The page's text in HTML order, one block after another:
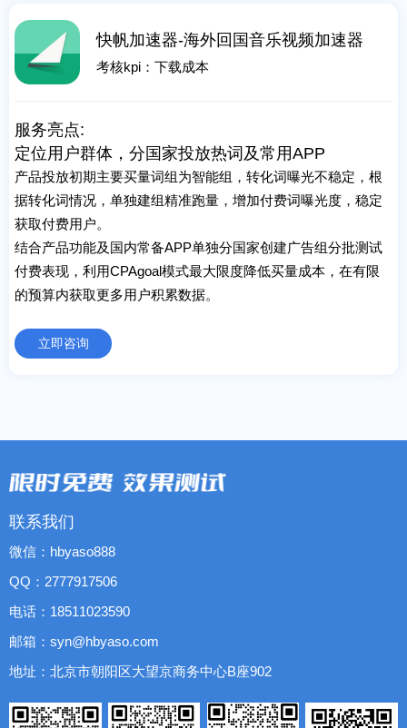
快帆加速器-海外回国音乐视频加速器
考核kpi：下载成本
服务亮点:
定位用户群体，分国家投放热词及常用APP
产品投放初期主要买量词组为智能组，转化词曝光不稳定，根
据转化词情况，单独建组精准跑量，增加付费词曝光度，稳定
获取付费用户。
结合产品功能及国内常备APP单独分国家创建广告组分批测试
付费表现，利用CPAgoal模式最大限度降低买量成本，在有限
的预算内获取更多用户积累数据。
立即咨询
联系我们
微信：hbyaso888
QQ：2777917506
电话：18511023590
邮箱：syn@hbyaso.com
地址：北京市朝阳区大望京商务中心B座902